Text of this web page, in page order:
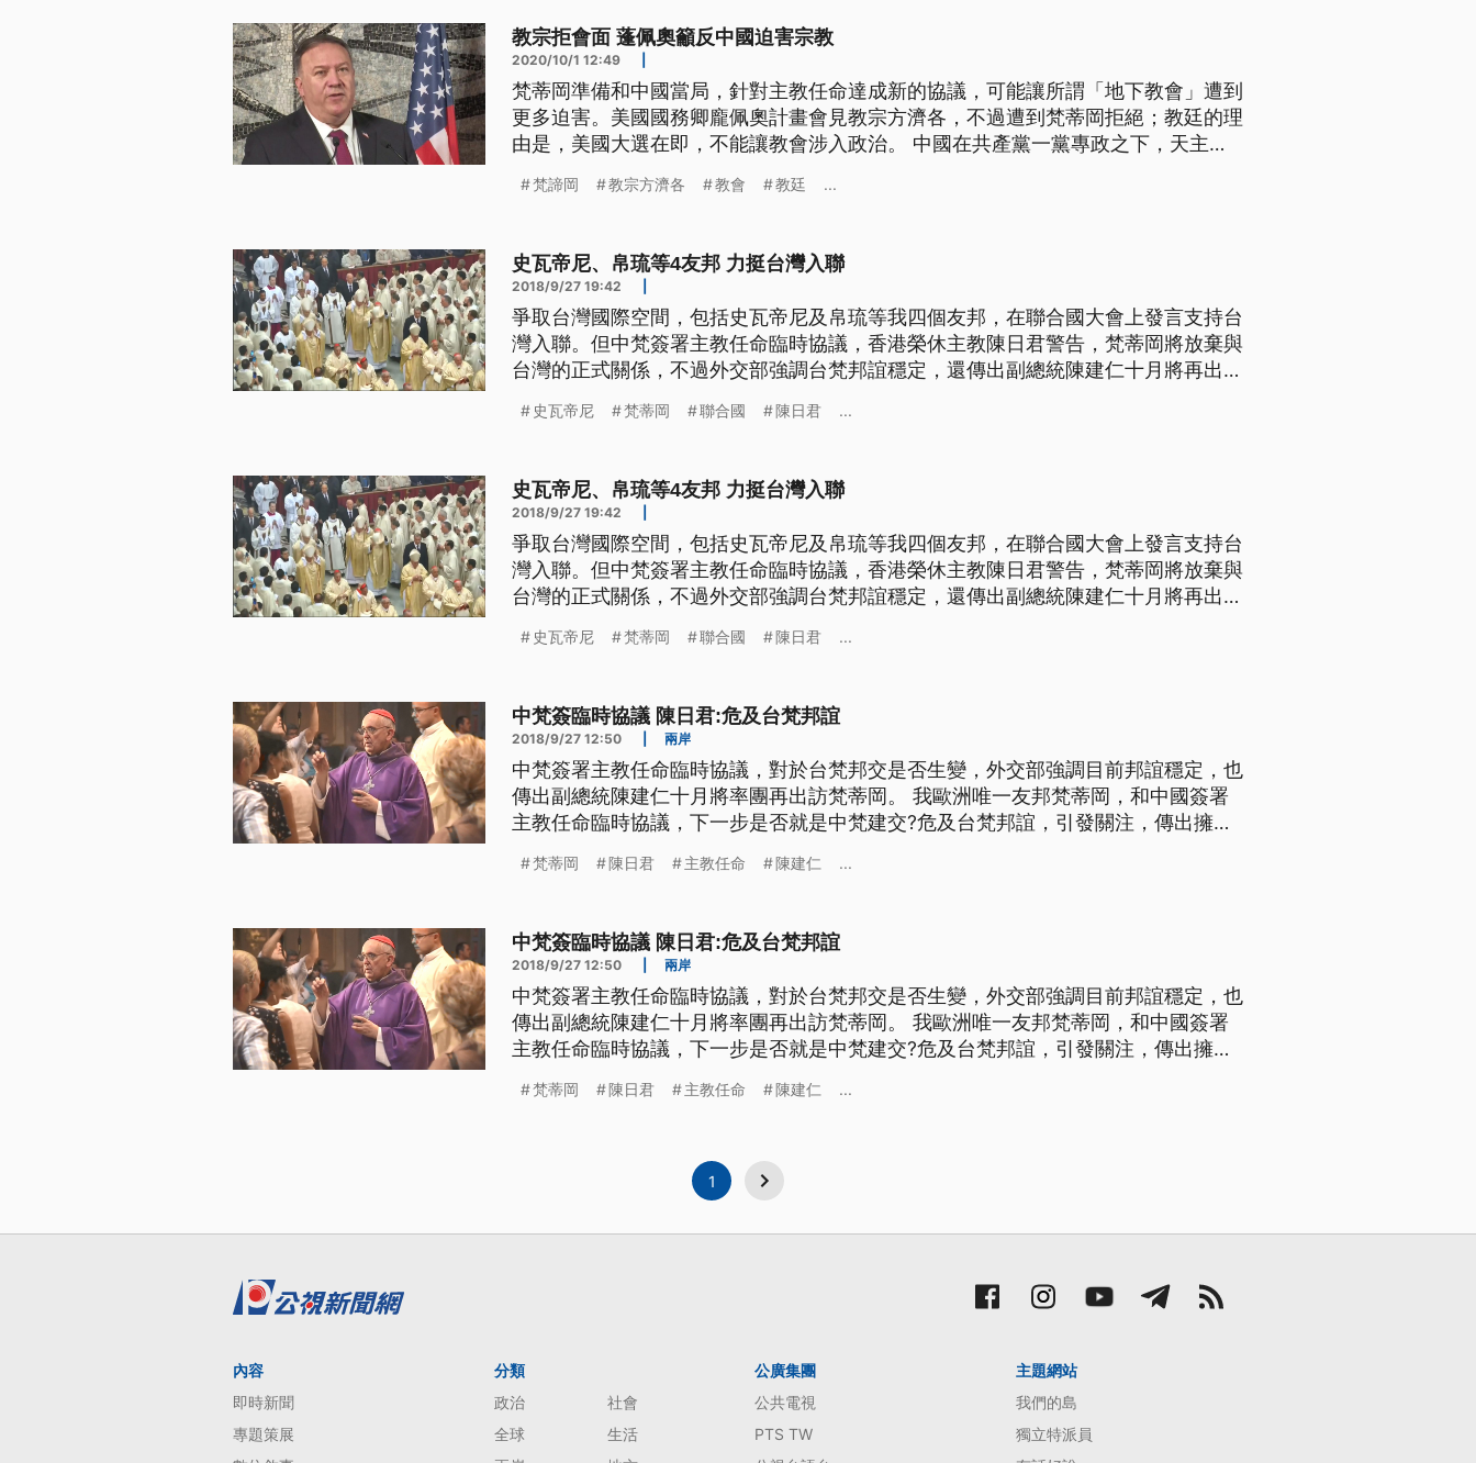
教宗拒會面 蓬佩奧籲反中國迫害宗教
2020/10/1 12:49
梵蒂岡準備和中國當局，針對主教任命達成新的協議，可能讓所謂「地下教會」遭到
更多迫害。美國國務卿龐佩奧計畫會見教宗方濟各，不過遭到梵蒂岡拒絕；教廷的理
由是，美國大選在即，不能讓教會涉入政治。 中國在共產黨一黨專政之下，天主教
者不時遭到警方騷擾，神職人員被以莫須有罪名逮捕關押。 在習近平掌權後，中國
梵諦岡 教宗方濟各 教會 教廷 ...
史瓦帝尼、帛琉等4友邦 力挺台灣入聯
2018/9/27 19:42
爭取台灣國際空間，包括史瓦帝尼及帛琉等我四個友邦，在聯合國大會上發言支持台
灣入聯。但中梵簽署主教任命臨時協議，香港榮休主教陳日君警告，梵蒂岡將放棄與
台灣的正式關係，不過外交部強調台梵邦誼穩定，還傳出副總統陳建仁十月將再出訪
包括史瓦帝尼、吉里巴斯、諾魯以及帛琉等四友邦，在73屆聯合國大會上替我國發
史瓦帝尼 梵蒂岡 聯合國 陳日君 ...
史瓦帝尼、帛琉等4友邦 力挺台灣入聯
2018/9/27 19:42
爭取台灣國際空間，包括史瓦帝尼及帛琉等我四個友邦，在聯合國大會上發言支持台
灣入聯。但中梵簽署主教任命臨時協議，香港榮休主教陳日君警告，梵蒂岡將放棄與
台灣的正式關係，不過外交部強調台梵邦誼穩定，還傳出副總統陳建仁十月將再出訪
包括史瓦帝尼、吉里巴斯、諾魯以及帛琉等四友邦，在73屆聯合國大會上替我國發
史瓦帝尼 梵蒂岡 聯合國 陳日君 ...
中梵簽臨時協議 陳日君:危及台梵邦誼
2018/9/27 12:50 兩岸
中梵簽署主教任命臨時協議，對於台梵邦交是否生變，外交部強調目前邦誼穩定，也
傳出副總統陳建仁十月將率團再出訪梵蒂岡。 我歐洲唯一友邦梵蒂岡，和中國簽署
主教任命臨時協議，下一步是否就是中梵建交?危及台梵邦誼，引發關注，傳出擁有
訪梵蒂岡，陳建仁很低調，但天主教香港教區榮休主教陳日君，26號表示，中梵簽
梵蒂岡 陳日君 主教任命 陳建仁 ...
中梵簽臨時協議 陳日君:危及台梵邦誼
2018/9/27 12:50 兩岸
中梵簽署主教任命臨時協議，對於台梵邦交是否生變，外交部強調目前邦誼穩定，也
傳出副總統陳建仁十月將率團再出訪梵蒂岡。 我歐洲唯一友邦梵蒂岡，和中國簽署
主教任命臨時協議，下一步是否就是中梵建交?危及台梵邦誼，引發關注，傳出擁有
訪梵蒂岡，陳建仁很低調，但天主教香港教區榮休主教陳日君，26號表示，中梵簽
梵蒂岡 陳日君 主教任命 陳建仁 ...
1
內容
即時新聞
專題策展
分類
政治
社會
全球
生活
公廣集團
公共電視
PTS TW
主題網站
我們的島
獨立特派員